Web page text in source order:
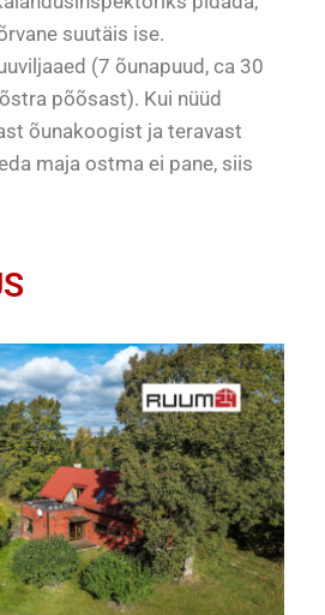
suutäis ise.
(7 õunapuud, ca 30
põõsast). Kui nüüd
õunakoogist ja teravast
maja ostma ei pane, siis